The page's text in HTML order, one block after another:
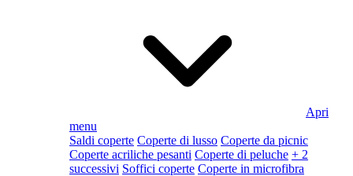
Apri
menu
Saldi coperte Coperte di lusso Coperte da picnic
Coperte acriliche pesanti Coperte di peluche + 2
successivi Soffici coperte Coperte in microfibra